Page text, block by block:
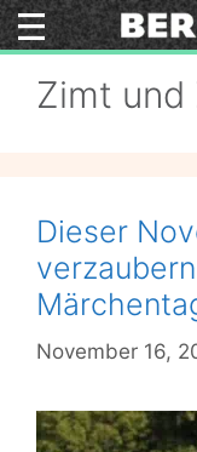
Skip
to
Zimt und
Dieser
November 16,